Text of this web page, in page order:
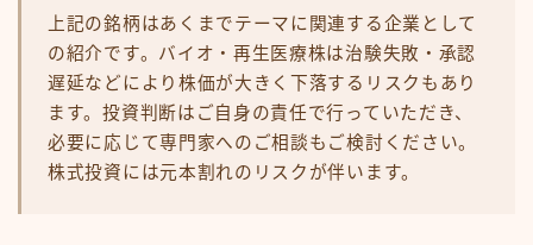
上記の銘柄はあくまでテーマに関連する企業として
の紹介です。バイオ・再生医療株は治験失敗・承認
遅延などにより株価が大きく下落するリスクもあり
ます。投資判断はご自身の責任で行っていただき、
必要に応じて専門家へのご相談もご検討ください。
株式投資には元本割れのリスクが伴います。